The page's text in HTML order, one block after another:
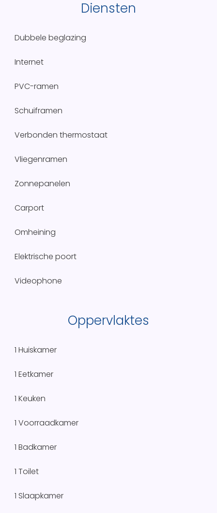
Diensten
Dubbele beglazing
Internet
PVC-ramen
Schuiframen
Verbonden thermostaat
Vliegenramen
Zonnepanelen
Carport
Omheining
Elektrische poort
Videophone
Oppervlaktes
1 Huiskamer
1 Eetkamer
1 Keuken
1 Voorraadkamer
1 Badkamer
1 Toilet
1 Slaapkamer